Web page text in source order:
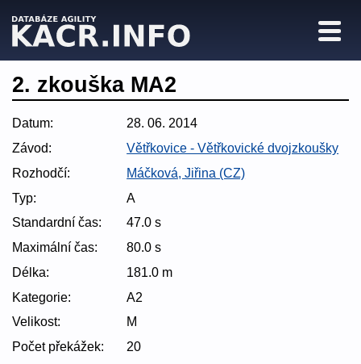
2. zkouška MA2
Datum:
28. 06. 2014
Závod:
Větřkovice - Větřkovické dvojzkoušky
Rozhodčí:
Máčková, Jiřina (CZ)
Typ:
A
Standardní čas:
47.0 s
Maximální čas:
80.0 s
Délka:
181.0 m
Kategorie:
A2
Velikost:
M
Počet překážek:
20